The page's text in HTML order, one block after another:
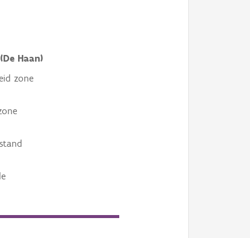
Haan)
zone